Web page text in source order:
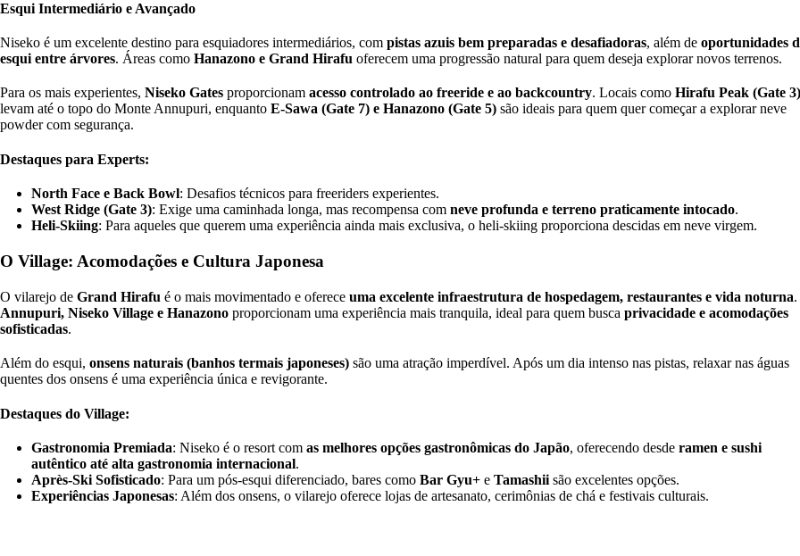
Esqui Intermediário e Avançado
Niseko é um excelente destino para esquiadores intermediários, com pistas azuis bem preparadas e desafiadoras, além de oportunidades
esqui entre árvores. Áreas como Hanazono e Grand Hirafu oferecem uma progressão natural para quem deseja explorar novos terrenos.
Para os mais experientes, Niseko Gates proporcionam acesso controlado ao freeride e ao backcountry. Locais como Hirafu Peak (Gate 3)
levam até o topo do Monte Annupuri, enquanto E-Sawa (Gate 7) e Hanazono (Gate 5) são ideais para quem quer começar a explorar neve
powder com segurança.
Destaques para Experts:
North Face e Back Bowl: Desafios técnicos para freeriders experientes.
West Ridge (Gate 3): Exige uma caminhada longa, mas recompensa com neve profunda e terreno praticamente intocado.
Heli-Skiing: Para aqueles que querem uma experiência ainda mais exclusiva, o heli-skiing proporciona descidas em neve virgem.
O Village: Acomodações e Cultura Japonesa
O vilarejo de Grand Hirafu é o mais movimentado e oferece uma excelente infraestrutura de hospedagem, restaurantes e vida noturna.
Annupuri, Niseko Village e Hanazono proporcionam uma experiência mais tranquila, ideal para quem busca privacidade e acomodações
sofisticadas.
Além do esqui, onsens naturais (banhos termais japoneses) são uma atração imperdível. Após um dia intenso nas pistas, relaxar nas águas
quentes dos onsens é uma experiência única e revigorante.
Destaques do Village:
Gastronomia Premiada: Niseko é o resort com as melhores opções gastronômicas do Japão, oferecendo desde ramen e sushi
autêntico até alta gastronomia internacional.
Après-Ski Sofisticado: Para um pós-esqui diferenciado, bares como Bar Gyu+ e Tamashii são excelentes opções.
Experiências Japonesas: Além dos onsens, o vilarejo oferece lojas de artesanato, cerimônias de chá e festivais culturais.